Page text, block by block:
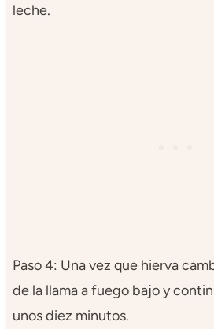
leche.
Paso 4: Una vez que hierva
de la llama a fuego bajo y
unos diez minutos.